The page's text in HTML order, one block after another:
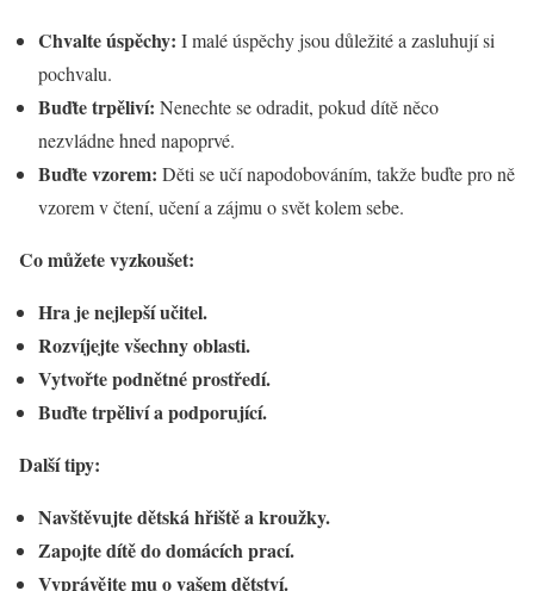
Chvalte úspěchy: I malé úspěchy jsou důležité a zasluhují si
pochvalu.
Buďte trpěliví: Nenechte se odradit, pokud dítě něco
nezvládne hned napoprvé.
Buďte vzorem: Děti se učí napodobováním, takže buďte pro ně
vzorem v čtení, učení a zájmu o svět kolem sebe.
Co můžete vyzkoušet:
Hra je nejlepší učitel.
Rozvíjejte všechny oblasti.
Vytvořte podnětné prostředí.
Buďte trpěliví a podporující.
Další tipy:
Navštěvujte dětská hřiště a kroužky.
Zapojte dítě do domácích prací.
Vyprávějte mu o vašem dětství.